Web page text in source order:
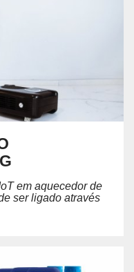
em aquecedor de
ser ligado através